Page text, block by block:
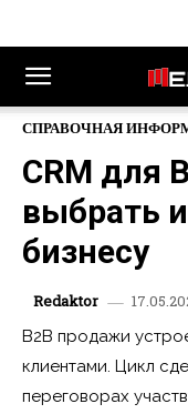
СПРАВОЧНАЯ
CRM для
выбрать
бизнесу
Redaktor
B2B продажи
клиентами. Цикл
переговорах